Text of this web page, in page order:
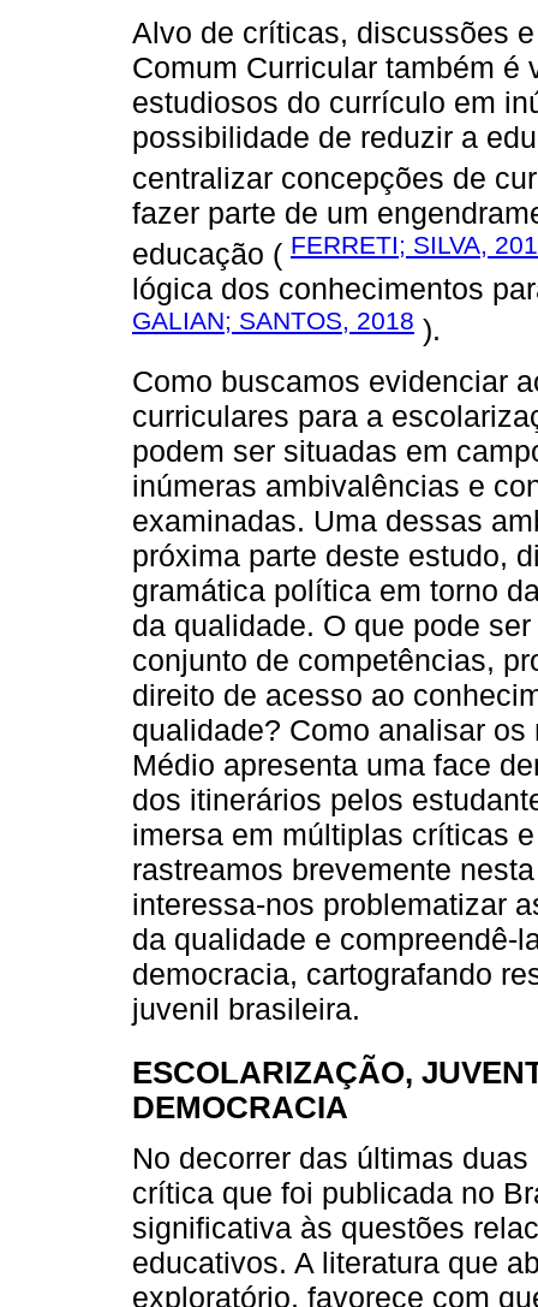
Alvo de críticas, discussões
Comum Curricular também é
estudiosos do currículo em
possibilidade de reduzir a
centralizar concepções de
fazer parte de um
educação ( FERRETI; SILVA,
lógica dos conhecimentos
GALIAN; SANTOS, 2018 ).
Como buscamos evidenciar
curriculares para a
podem ser situadas em
inúmeras ambivalências e
examinadas. Uma dessas
próxima parte deste estudo,
gramática política em torno
da qualidade. O que pode
conjunto de competências,
direito de acesso ao
qualidade? Como analisar
Médio apresenta uma face
dos itinerários pelos
imersa em múltiplas críticas
rastreamos brevemente
interessa-nos problematizar
da qualidade e compreendê-
democracia, cartografando
juvenil brasileira.
ESCOLARIZAÇÃO,
DEMOCRACIA
No decorrer das últimas
crítica que foi publicada no
significativa às questões
educativos. A literatura que
exploratório, favorece com